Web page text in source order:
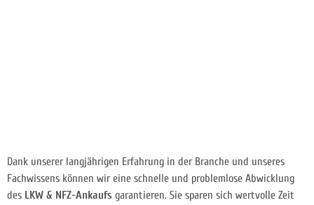
Dank unserer langjährigen Erfahrung in der Branche und unseres
Fachwissens können wir eine schnelle und problemlose Abwicklung
des LKW & NFZ-Ankaufs garantieren. Sie sparen sich wertvolle Zeit